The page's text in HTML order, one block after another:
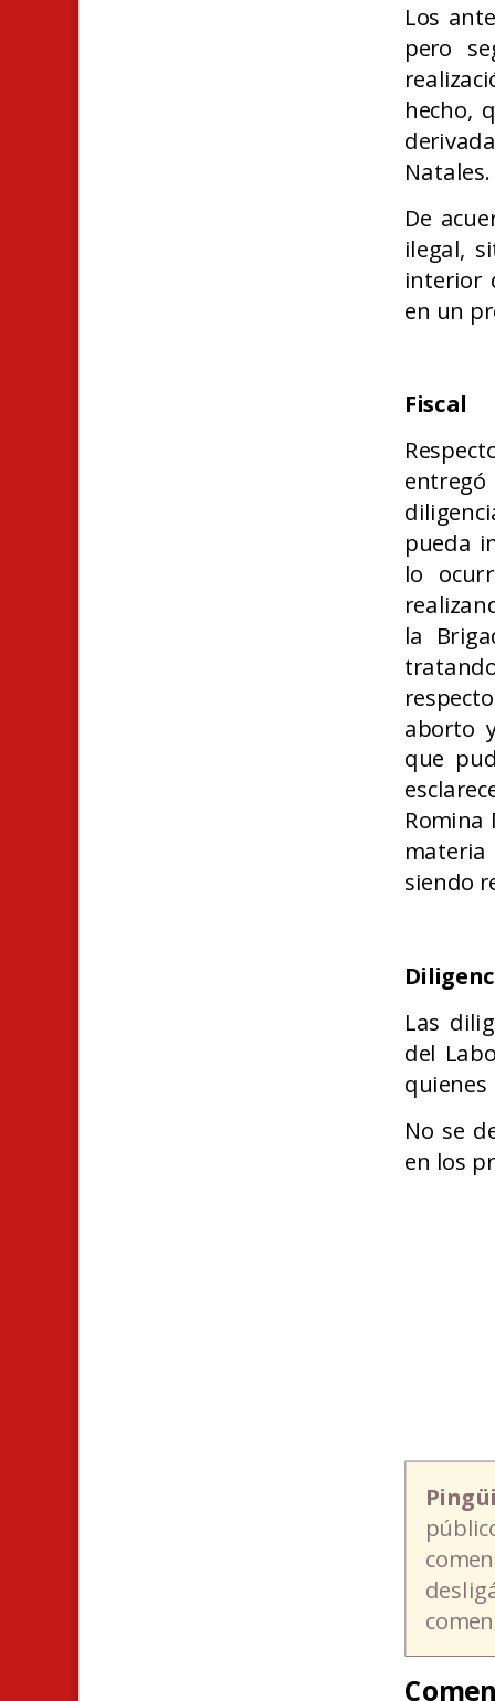
Los
pero
hecho,
De
ilegal,
interior
en un
Fiscal
pueda
lo
la
aborto
que
Romina
siendo
Las
del
No se
en los